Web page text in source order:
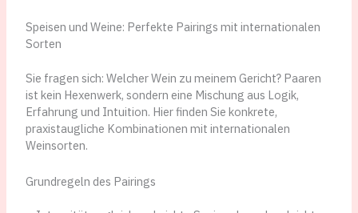
Speisen und Weine: Perfekte Pairings mit internationalen
Sorten
Sie fragen sich: Welcher Wein zu meinem Gericht? Paaren
ist kein Hexenwerk, sondern eine Mischung aus Logik,
Erfahrung und Intuition. Hier finden Sie konkrete,
praxistaugliche Kombinationen mit internationalen
Weinsorten.
Grundregeln des Pairings